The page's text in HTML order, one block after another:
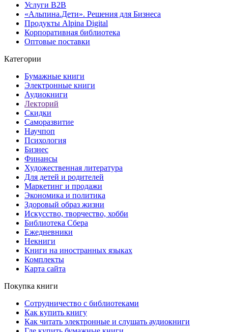
Услуги B2B
«Альпина.Дети». Решения для Бизнеса
Продукты Alpina Digital
Корпоративная библиотека
Оптовые поставки
Категории
Бумажные книги
Электронные книги
Аудиокниги
Лекторий
Скидки
Саморазвитие
Научпоп
Психология
Бизнес
Финансы
Художественная литература
Для детей и родителей
Маркетинг и продажи
Экономика и политика
Здоровый образ жизни
Искусство, творчество, хобби
Библиотека Сбера
Ежедневники
Некниги
Книги на иностранных языках
Комплекты
Карта сайта
Покупка книги
Сотрудничество с библиотеками
Как купить книгу
Как читать электронные и слушать аудиокниги